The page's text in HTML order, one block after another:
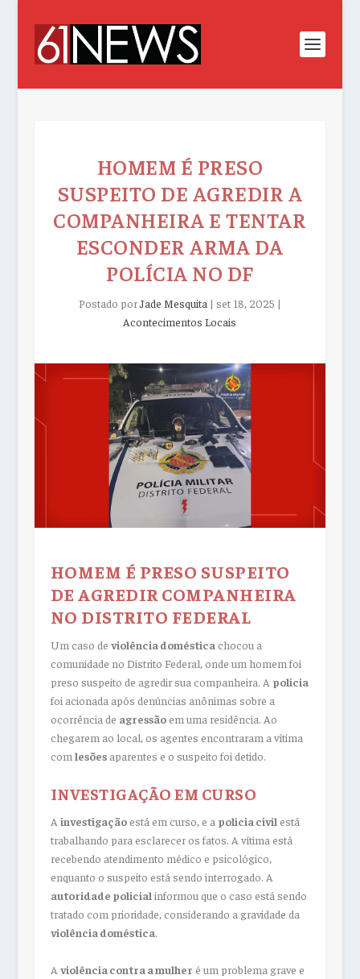
HOMEM É PRESO
SUSPEITO DE AGREDIR A
COMPANHEIRA E TENTAR
ESCONDER ARMA DA
POLÍCIA NO DF
Postado porJade Mesquita | set 18, 2025 |
Acontecimentos Locais
HOMEM É PRESO SUSPEITO
DE AGREDIR COMPANHEIRA
NO DISTRITO FEDERAL
Um caso de violência doméstica chocou a
comunidade no Distrito Federal, onde um homem foi
preso suspeito de agredir sua companheira. A polícia
foi acionada após denúncias anônimas sobre a
ocorrência de agressãoem uma residência. Ao
chegarem ao local, os agentes encontraram a vítima
com lesõesaparentes e o suspeito foi detido.
INVESTIGAÇÃO EM CURSO
A investigaçãoestá em curso, e a polícia civil está
trabalhando para esclarecer os fatos. A vítima está
recebendo atendimento médico e psicológico,
enquanto o suspeito está sendo interrogado. A
autoridade policial informou que o caso está sendo
tratado com prioridade, considerando a gravidade da
violência doméstica.
A violência contra a mulher é um problema grave e